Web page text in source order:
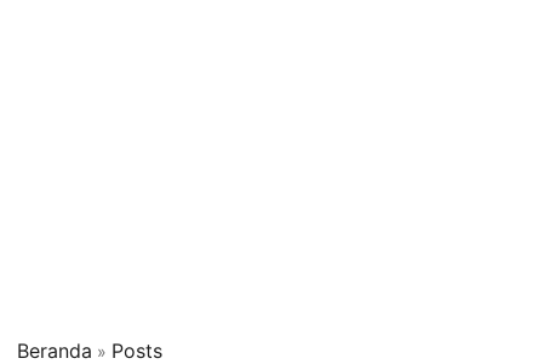
Beranda » Posts